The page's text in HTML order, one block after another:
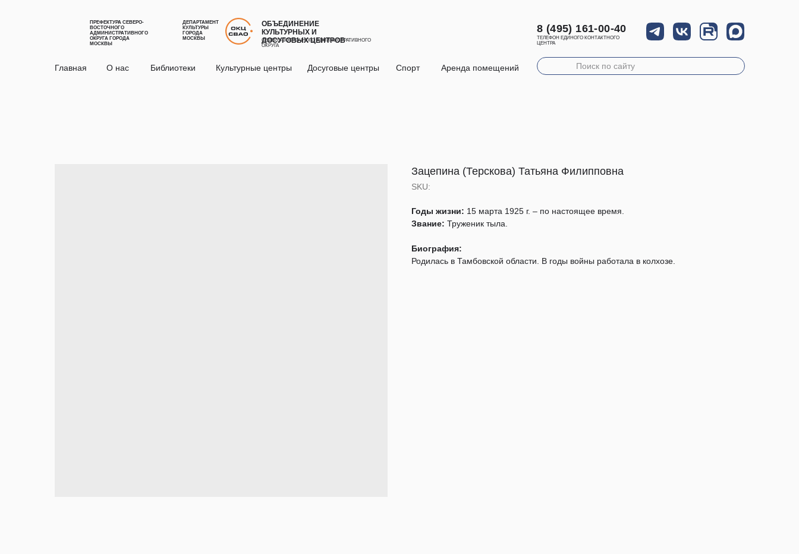
ПРЕФЕКТУРА СЕВЕРО-
ВОСТОЧНОГО
АДМИНИСТРАТИВНОГО
ОКРУГА ГОРОДА
МОСКВЫ
ДЕПАРТАМЕНТ
КУЛЬТУРЫ
ГОРОДА
МОСКВЫ
ОБЪЕДИНЕНИЕ
КУЛЬТУРНЫХ И
ДОСУГОВЫХ ЦЕНТРОВ
СЕВЕРО-ВОСТОЧНОГО АДМИНИСТРАТИВНОГО
ОКРУГА
8 (495) 161-00-40
ТЕЛЕФОН ЕДИНОГО КОНТАКТНОГО
ЦЕНТРА
Главная О нас Библиотеки Спорт Аренда помещений
Культурные центры Досуговые центры
Зацепина (Терскова) Татьяна Филипповна
SKU:
Годы жизни: 15 марта 1925 г. – по настоящее время.
Звание: Труженик тыла.
Биография:
Родилась в Тамбовской области. В годы войны работала в колхозе.